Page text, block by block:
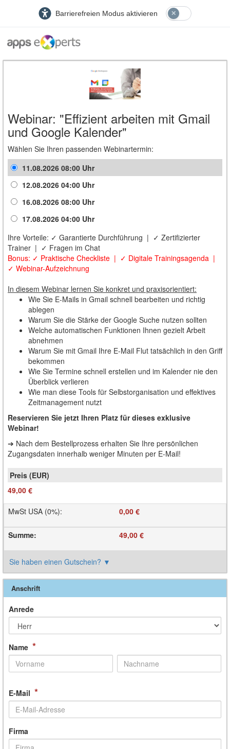
Barrierefreien Modus aktivieren
Webinar: "Effizient arbeiten mit Gmail
und Google Kalender"
Wählen Sie Ihren passenden Webinartermin:
11.08.2026 08:00 Uhr
12.08.2026 04:00 Uhr
16.08.2026 08:00 Uhr
17.08.2026 04:00 Uhr
Ihre Vorteile: ✓ Garantierte Durchführung | ✓ Zertifizierter
Trainer | ✓ Fragen im Chat
Bonus: ✓ Praktische Checkliste | ✓ Digitale Trainingsagenda |
✓ Webinar-Aufzeichnung
In diesem Webinar lernen Sie konkret und praxisorientiert:
Wie Sie E-Mails in Gmail schnell bearbeiten und richtig
ablegen
Warum Sie die Stärke der Google Suche nutzen sollten
Welche automatischen Funktionen Ihnen gezielt Arbeit
abnehmen
Warum Sie mit Gmail Ihre E-Mail Flut tatsächlich in den Griff
bekommen
Wie Sie Termine schnell erstellen und im Kalender nie den
Überblick verlieren
Wie man diese Tools für Selbstorganisation und effektives
Zeitmanagement nutzt
Reservieren Sie jetzt Ihren Platz für dieses exklusive
Webinar!
➔ Nach dem Bestellprozess erhalten Sie Ihre persönlichen
Zugangsdaten innerhalb weniger Minuten per E-Mail!
49,00 €
MwSt USA (0%): 0,00 €
Summe: 49,00 €
Sie haben einen Gutschein? ▼
Anschrift
Anrede
Name *
E-Mail *
Firma